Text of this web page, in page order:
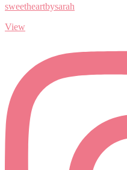
sweetheartbysarah
View